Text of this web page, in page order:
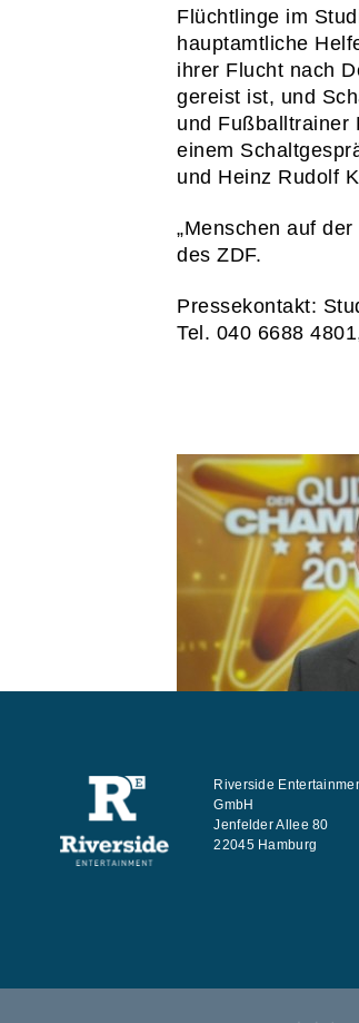
Flüchtlinge im
hauptamtliche
ihrer Flucht nach
gereist ist, und
und Fußballtrainer
einem
und Heinz Rudolf
„Menschen auf
des ZDF.
Pressekontakt:
Tel. 040 6688
Riverside
GmbH
Jenfelder Allee 80
22045 Hamburg